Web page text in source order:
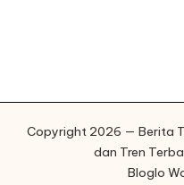
Copyright 2026 — Berita
dan Tren
Bloglo